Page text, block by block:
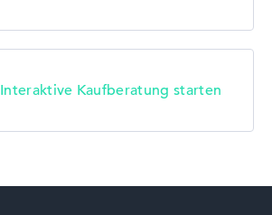
Interaktive Kaufberatung starten